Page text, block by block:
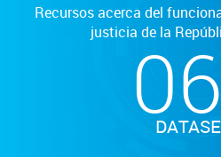
Recursos acerca del
justicia de la